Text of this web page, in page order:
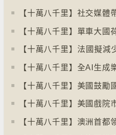
【十萬八千里】社交媒體
【十萬八千里】⁠法國擬減
【十萬八千里】美國鼓勵